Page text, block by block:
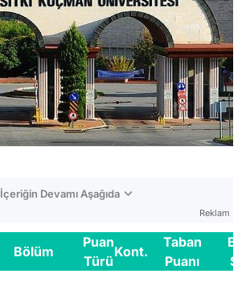
İçeriğin Devamı Aşağıda
Reklam
Bölüm
Puan
Türü
Kont.
Taban
Puanı